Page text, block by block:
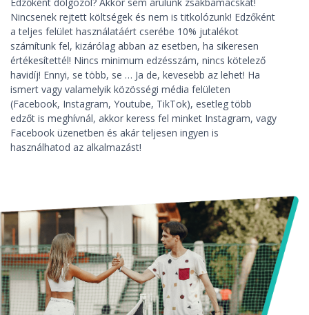
Nincsenek rejtett költségek és nem is titkolózunk! Edzőként
a teljes felület használatáért cserébe 10% jutalékot
számítunk fel, kizárólag abban az esetben, ha sikeresen
értékesítettél! Nincs minimum edzésszám, nincs kötelező
havidíj! Ennyi, se több, se … Ja de, kevesebb az lehet! Ha
ismert vagy valamelyik közösségi média felületen
(Facebook, Instagram, Youtube, TikTok), esetleg több
edzőt is meghívnál, akkor keress fel minket Instagram, vagy
Facebook üzenetben és akár teljesen ingyen is
használhatod az alkalmazást!